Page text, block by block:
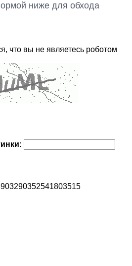
ниже для обхода
что вы не являетесь роботом